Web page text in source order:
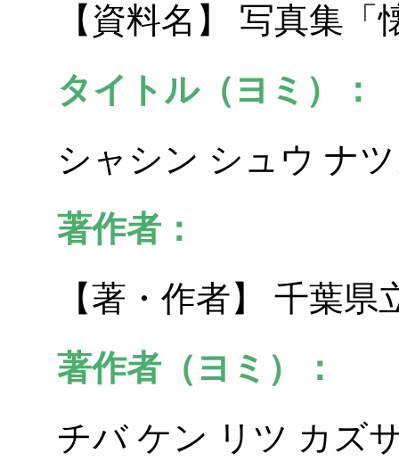
【資料名】 写真集
タイトル（ヨミ）：
シャシン シュウ ナ
著作者：
【著・作者】 千葉県
著作者（ヨミ）：
チバ ケン リツ カズ